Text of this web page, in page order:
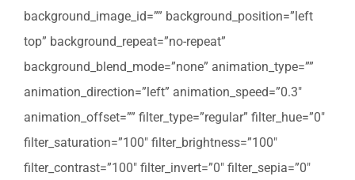
background_image_id=”” background_position=”left
top” background_repeat=”no-repeat”
background_blend_mode=”none” animation_type=””
animation_direction=”left” animation_speed=”0.3″
animation_offset=”” filter_type=”regular” filter_hue=”0″
filter_saturation=”100″ filter_brightness=”100″
filter_contrast=”100″ filter_invert=”0″ filter_sepia=”0″